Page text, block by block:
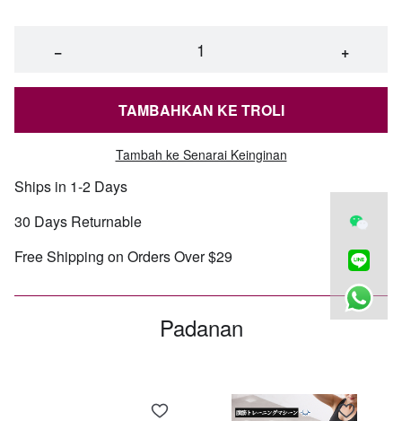
− +
TAMBAHKAN KE TROLI
Tambah ke Senarai Keinginan
Ships in 1-2 Days
30 Days Returnable
Free Shipping on Orders Over $29
Padanan